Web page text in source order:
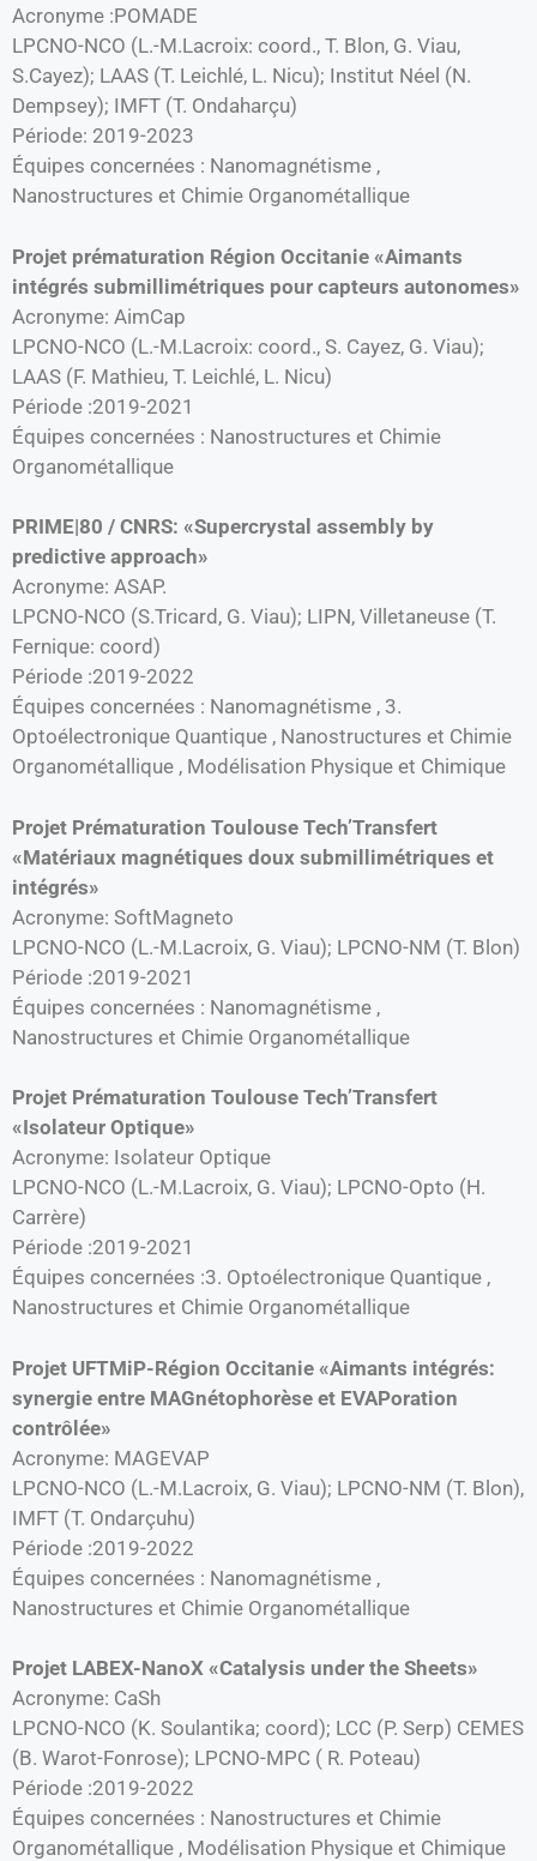
Acronyme :POMADE
LPCNO-NCO (L.-M.Lacroix: coord., T. Blon, G. Viau,
S.Cayez); LAAS (T. Leichlé, L. Nicu); Institut Néel (N.
Dempsey); IMFT (T. Ondaharçu)
Période: 2019-2023
Équipes concernées : Nanomagnétisme ,
Nanostructures et Chimie Organométallique
Projet prématuration Région Occitanie «Aimants
intégrés submillimétriques pour capteurs autonomes»
Acronyme: AimCap
LPCNO-NCO (L.-M.Lacroix: coord., S. Cayez, G. Viau);
LAAS (F. Mathieu, T. Leichlé, L. Nicu)
Période :2019-2021
Équipes concernées : Nanostructures et Chimie
Organométallique
PRIME|80 / CNRS: «Supercrystal assembly by
predictive approach»
Acronyme: ASAP.
LPCNO-NCO (S.Tricard, G. Viau); LIPN, Villetaneuse (T.
Fernique: coord)
Période :2019-2022
Équipes concernées : Nanomagnétisme , 3.
Optoélectronique Quantique , Nanostructures et Chimie
Organométallique , Modélisation Physique et Chimique
Projet Prématuration Toulouse Tech’Transfert
«Matériaux magnétiques doux submillimétriques et
intégrés»
Acronyme: SoftMagneto
LPCNO-NCO (L.-M.Lacroix, G. Viau); LPCNO-NM (T. Blon)
Période :2019-2021
Équipes concernées : Nanomagnétisme ,
Nanostructures et Chimie Organométallique
Projet Prématuration Toulouse Tech’Transfert
«Isolateur Optique»
Acronyme: Isolateur Optique
LPCNO-NCO (L.-M.Lacroix, G. Viau); LPCNO-Opto (H.
Carrère)
Période :2019-2021
Équipes concernées :3. Optoélectronique Quantique ,
Nanostructures et Chimie Organométallique
Projet UFTMiP-Région Occitanie «Aimants intégrés:
synergie entre MAGnétophorèse et EVAPoration
contrôlée»
Acronyme: MAGEVAP
LPCNO-NCO (L.-M.Lacroix, G. Viau); LPCNO-NM (T. Blon),
IMFT (T. Ondarçuhu)
Période :2019-2022
Équipes concernées : Nanomagnétisme ,
Nanostructures et Chimie Organométallique
Projet LABEX-NanoX «Catalysis under the Sheets»
Acronyme: CaSh
LPCNO-NCO (K. Soulantika; coord); LCC (P. Serp) CEMES
(B. Warot-Fonrose); LPCNO-MPC ( R. Poteau)
Période :2019-2022
Équipes concernées : Nanostructures et Chimie
Organométallique , Modélisation Physique et Chimique